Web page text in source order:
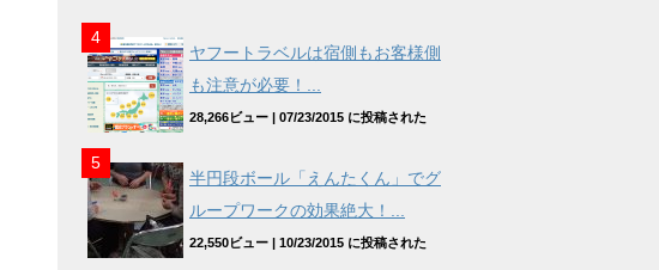
ヤフートラベルは宿側もお客様側
も注意が必要！...
28,266ビュー | 07/23/2015 に投稿された
半円段ボール「えんたくん」でグ
ループワークの効果絶大！...
22,550ビュー | 10/23/2015 に投稿された